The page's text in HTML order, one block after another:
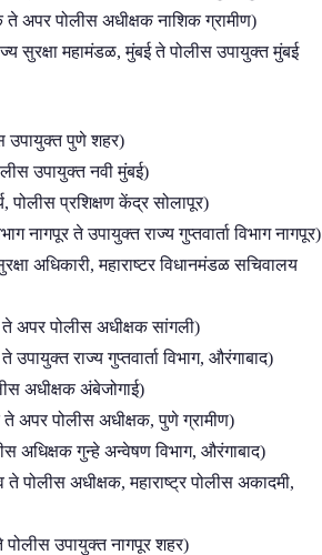
अपर पोलीस अधीक्षक नाशिक ग्रामीण)
सुरक्षा महामंडळ, मुंबई ते पोलीस उपायुक्त मुंबई
उपायुक्त पुणे शहर)
उपायुक्त नवी मुंबई)
पोलीस प्रशिक्षण केंद्र सोलापूर)
ते उपायुक्त राज्य गुप्तवार्ता विभाग नागपूर)
अधिकारी, महाराष्टर विधानमंडळ सचिवालय
अपर पोलीस अधीक्षक सांगली)
राज्य गुप्तवार्ता विभाग, औरंगाबाद)
अधीक्षक अंबेजोगाई)
अपर पोलीस अधीक्षक, पुणे ग्रामीण)
अधिक्षक गुन्हे अन्वेषण विभाग, औरंगाबाद)
पोलीस अधीक्षक, महाराष्ट्र पोलीस अकादमी,
पोलीस उपायुक्त नागपूर शहर)